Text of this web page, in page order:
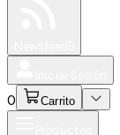
0 Carrito